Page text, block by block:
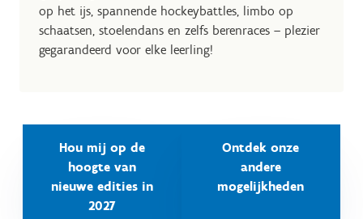
op het ijs, spannende hockeybattles, limbo op
schaatsen, stoelendans en zelfs berenraces – plezier
gegarandeerd voor elke leerling!
Hou mij op de
hoogte van
nieuwe edities in
2027
Ontdek onze
andere
mogelijkheden